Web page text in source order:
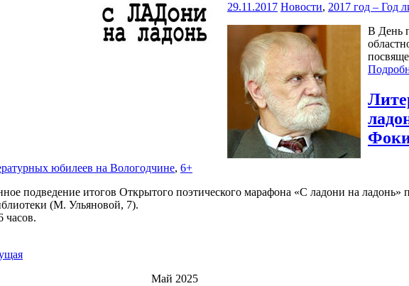
29.11.2017 Новости, 2017 год – Год
В День
юбилеев на Вологодчине, 6+
подведение итогов Открытого поэтического марафона «С ладони на
(М. Ульяновой, 7).
часов.
Май 2025